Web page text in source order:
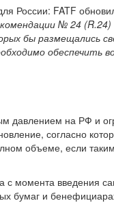
№ 24
бы размещались
обеспечить
давлением на РФ и
согласно
объеме, если
с момента введения
бумаг и